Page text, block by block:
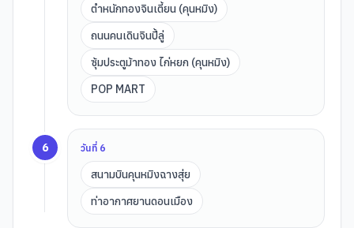
ตำหนักทองจินเตี้ยน (คุนหมิง)
ถนนคนเดินจินปี้ลู่
ซุ้มประตูม้าทอง ไก่หยก (คุนหมิง)
POP MART
6 วันที่ 6
สนามบินคุนหมิงฉางสุ่ย
ท่าอากาศยานดอนเมือง